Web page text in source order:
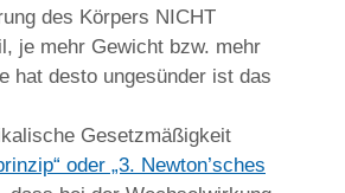
des Körpers NICHT
je mehr Gewicht bzw. mehr
hat desto ungesünder ist das
Gesetzmäßigkeit
oder „3. Newton’sches